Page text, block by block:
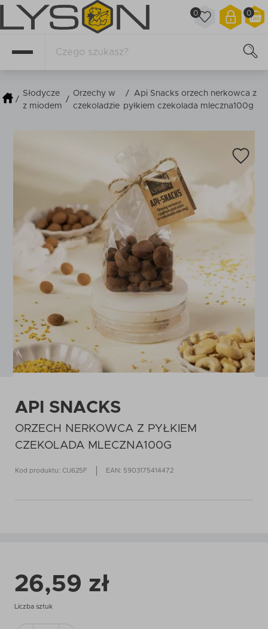
0
0
/
Słodycze
z miodem
/
Orzechy w
czekoladzie
/
Api Snacks orzech nerkowca z
pyłkiem czekolada mleczna100g
API SNACKS
ORZECH NERKOWCA Z PYŁKIEM
CZEKOLADA MLECZNA100G
Kod produktu: CU625F EAN: 5903175414472
26,59 zł
Liczba sztuk